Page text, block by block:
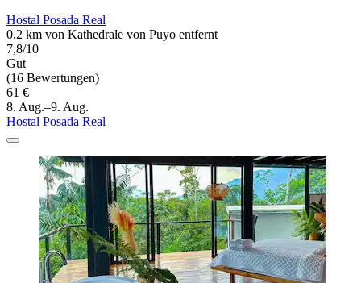
Hostal Posada Real
0,2 km von Kathedrale von Puyo entfernt
7,8/10
Gut
(16 Bewertungen)
61 €
8. Aug.–9. Aug.
Hostal Posada Real